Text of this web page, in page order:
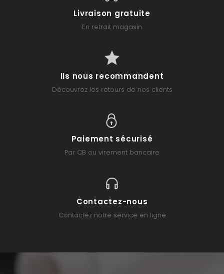
Livraison gratuite
En retrait magasin
Ils nous recommandent
Découvrez les retours de nos clients
Paiement sécurisé
Par CB ou virement bancaire
Contactez-nous
Contactez notre service en ligne